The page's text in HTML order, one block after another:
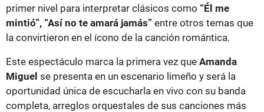
primer nivel para interpretar clásicos como “Él me
mintió”, “Así no te amará jamás” entre otros temas que
la convirtieron en el ícono de la canción romántica.
Este espectáculo marca la primera vez que Amanda
Miguel se presenta en un escenario limeño y será la
oportunidad única de escucharla en vivo con su banda
completa, arreglos orquestales de sus canciones más